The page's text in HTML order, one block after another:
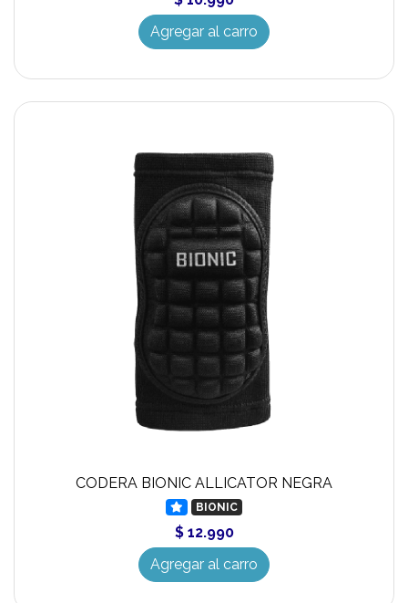
Agregar al carro
CODERA BIONIC ALLICATOR NEGRA
BIONIC
$ 12.990
Agregar al carro